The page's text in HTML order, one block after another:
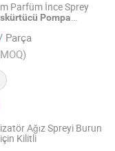
Parfüm İnce Sprey
Pompa
Parça
Ltd.
Ağız Spreyi Burun
Kilitli
Ltd.